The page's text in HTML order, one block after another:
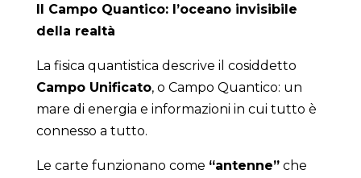
Il Campo Quantico: l’oceano invisibile
della realtà
La fisica quantistica descrive il cosiddetto
Campo Unificato, o Campo Quantico: un
mare di energia e informazioni in cui tutto è
connesso a tutto.
Le carte funzionano come “antenne”che